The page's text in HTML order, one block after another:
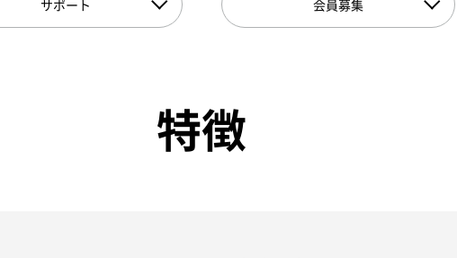
サポート 会員募集
特徴